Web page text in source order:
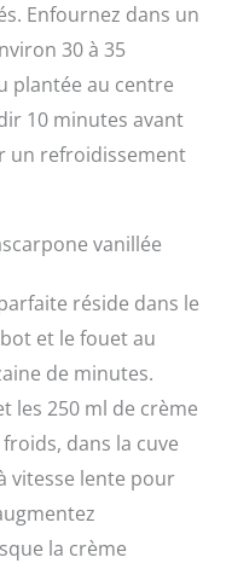
Enfournez dans un
30 à 35
plantée au centre
10 minutes avant
un refroidissement
vanillée
réside dans le
et le fouet au
de minutes.
les 250 ml de crème
dans la cuve
vitesse lente pour
la crème